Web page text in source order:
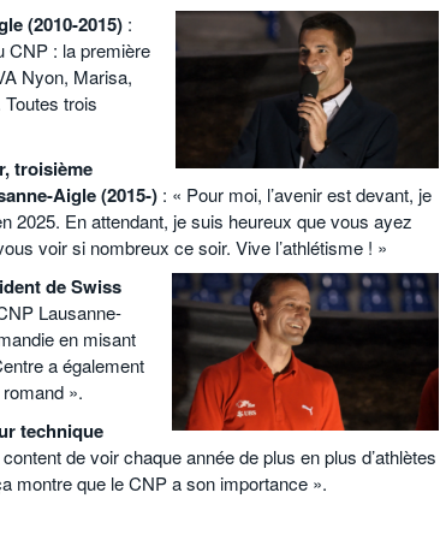
(2010-2015) :
CNP : la première
Nyon, Marisa,
trois
troisième
Aigle (2015-) : « Pour moi, l’avenir est devant, je
2025. En attendant, je suis heureux que vous ayez
voir si nombreux ce soir. Vive l’athlétisme ! »
de Swiss
Lausanne-
en misant
a également
».
technique
de voir chaque année de plus en plus d’athlètes
montre que le CNP a son importance ».